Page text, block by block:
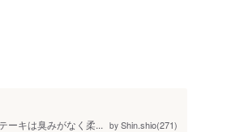
ーキは臭みがなく柔... by Shin.shio(271)